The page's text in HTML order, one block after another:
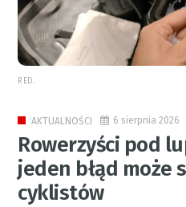
RED.
AKTUALNOŚCI 6 sierpnia 2026
Rowerzyści pod
jeden błąd może
cyklistów